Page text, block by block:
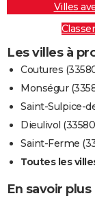
Villes
Les villes à
Coutures
Monségur
Saint-Sulpice-
Dieulivol
Saint-Ferme
Toutes les
En savoir